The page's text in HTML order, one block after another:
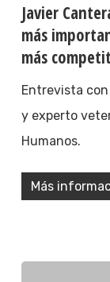
Javier
más
más
Entrevista
y experto
Humanos.
Más